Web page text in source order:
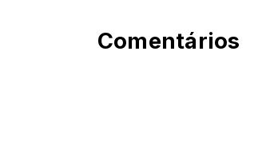
Comentários